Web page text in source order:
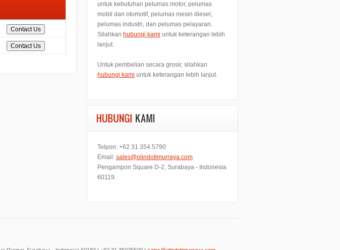
untuk kebutuhan pelumas motor, pelumas
mobil dan otomotif, pelumas mesin diesel,
pelumas industri, dan pelumas pelayaran.
Silahkan hubungi kami untuk keterangan lebih
lanjut.
Untuk pembelian secara grosir, silahkan
hubungi kami untuk keterangan lebih lanjut.
Telpon: +62 31 354 5790
Email: sales@olindotimurraya.com
Pengampon Square D-2, Surabaya - Indonesia
60119.